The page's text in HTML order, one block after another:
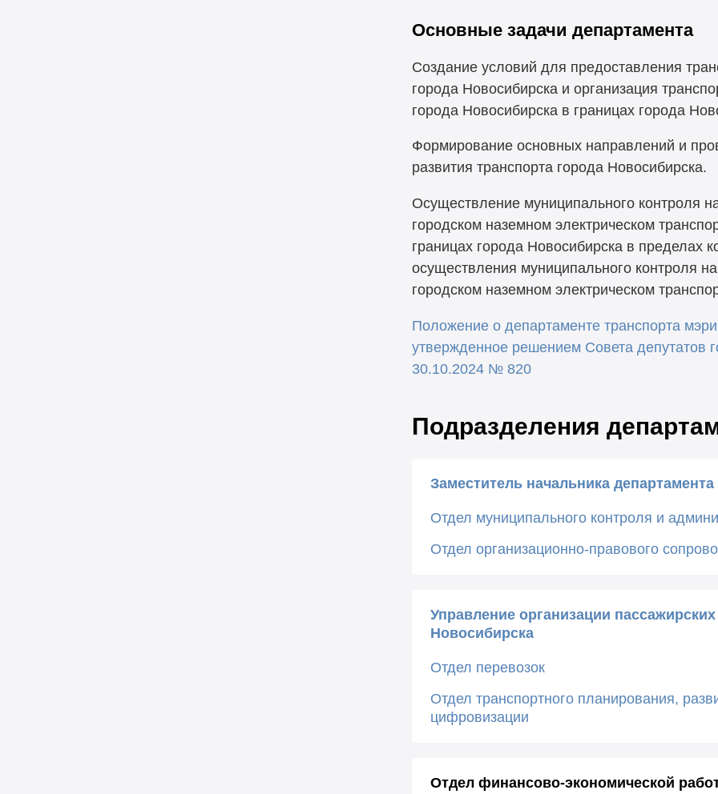
Основные задачи департамента
Создание условий для предоставления
города Новосибирска и организация
города Новосибирска в границах города
Формирование основных направлений и
развития транспорта города Новосибирска.
Осуществление муниципального контроля
городском наземном электрическом
границах города Новосибирска в пределах
осуществления муниципального контроля
городском наземном электрическом
Положение о департаменте транспорта
утвержденное решением Совета депутатов
30.10.2024 № 820
Подразделения
Заместитель начальника департамента
Отдел муниципального контроля и
Отдел организационно-правового
Управление организации
Новосибирска
Отдел перевозок
Отдел транспортного планирования,
цифровизации
Отдел финансово-экономической